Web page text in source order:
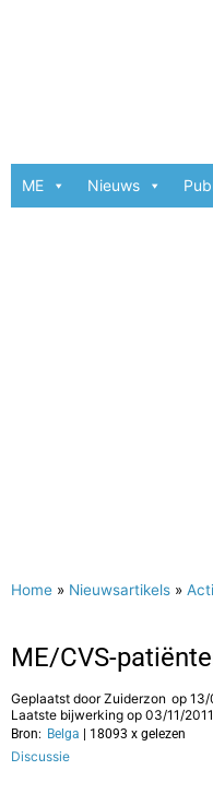
ME Nieuws
Home » Nieuwsartikels »
ME/CVS-
Geplaatst doorZuiderzon op 13/
Laatste bijwerking op 03/11/2011
Bron: Belga | 18093 x gelezen
Discussie